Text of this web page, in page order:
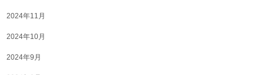
2024年11月
2024年10月
2024年9月